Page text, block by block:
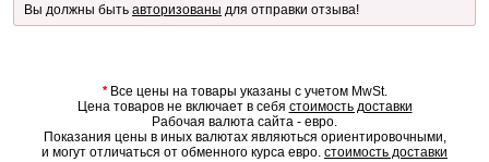
Вы должны быть авторизованы для отправки отзыва!
*Все цены на товары указаны с учетом MwSt.
Цена товаров не включает в себя стоимость доставки
Рабочая валюта сайта - евро.
Показания цены в иных валютах являються ориентировочными,
и могут отличаться от обменного курса евро. стоимость доставки